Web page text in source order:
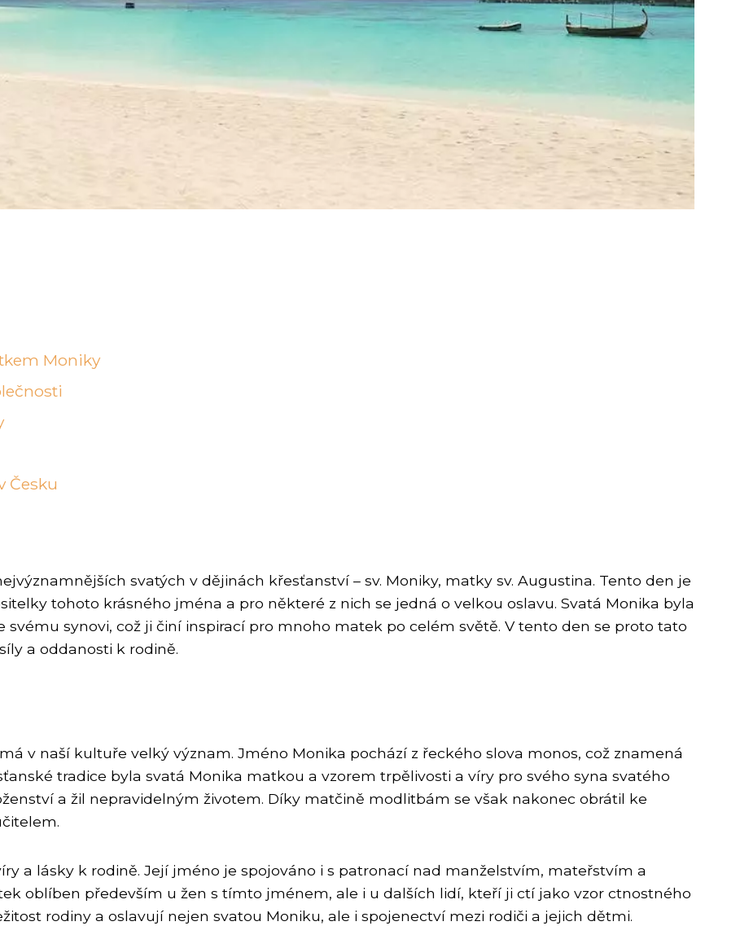
Moniky
Česku
svatých v dějinách křesťanství – sv. Moniky, matky sv. Augustina. Tento den je
tohoto krásného jména a pro některé z nich se jedná o velkou oslavu. Svatá Monika byla
svému synovi, což ji činí inspirací pro mnoho matek po celém světě. V tento den se proto tato
a oddanosti k rodině.
v naší kultuře velký význam. Jméno Monika pochází z řeckého slova monos, což znamená
tradice byla svatá Monika matkou a vzorem trpělivosti a víry pro svého syna svatého
a žil nepravidelným životem. Díky matčině modlitbám se však nakonec obrátil ke
a lásky k rodině. Její jméno je spojováno i s patronací nad manželstvím, mateřstvím a
oblíben především u žen s tímto jménem, ale i u dalších lidí, kteří ji ctí jako vzor ctnostného
rodiny a oslavují nejen svatou Moniku, ale i spojenectví mezi rodiči a jejich dětmi.